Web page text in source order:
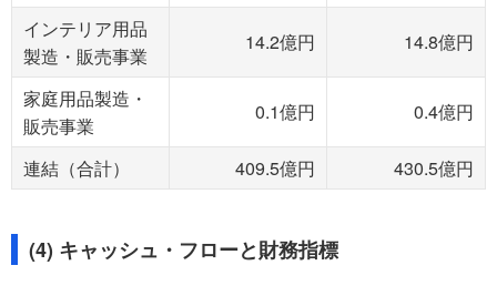
インテリア用品
製造・販売事業
14.2億円 14.8億円
家庭用品製造・
販売事業
0.1億円 0.4億円
連結（合計） 409.5億円 430.5億円
(4) キャッシュ・フローと財務指標